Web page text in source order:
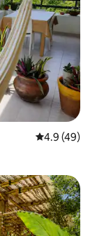
평점 4.9점(5
4.9 (49)